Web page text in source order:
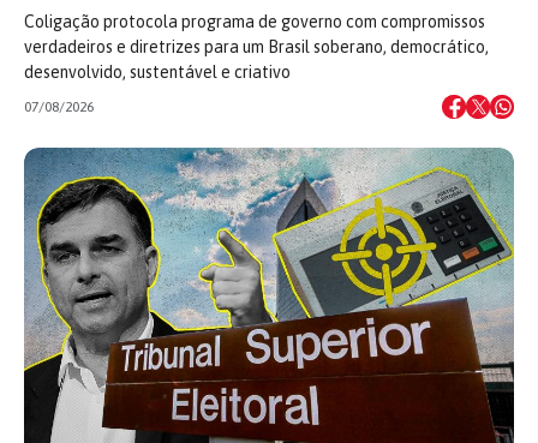
Coligação protocola programa de governo com compromissos
verdadeiros e diretrizes para um Brasil soberano, democrático,
desenvolvido, sustentável e criativo
07/08/2026